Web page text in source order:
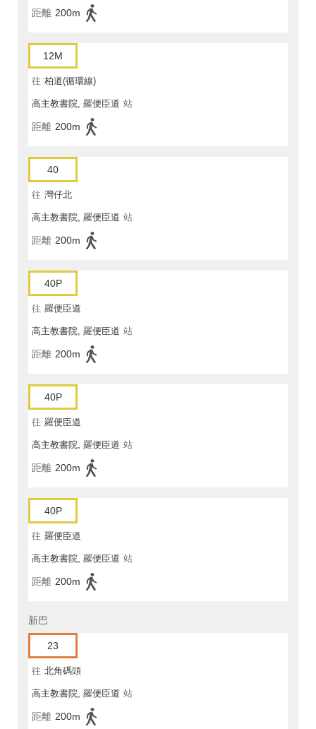
距離 200m
12M
往 柏道(循環線)
高主教書院, 羅便臣道 站
距離 200m
40
往 灣仔北
高主教書院, 羅便臣道 站
距離 200m
40P
往 羅便臣道
高主教書院, 羅便臣道 站
距離 200m
40P
往 羅便臣道
高主教書院, 羅便臣道 站
距離 200m
40P
往 羅便臣道
高主教書院, 羅便臣道 站
距離 200m
新巴
23
往 北角碼頭
高主教書院, 羅便臣道 站
距離 200m